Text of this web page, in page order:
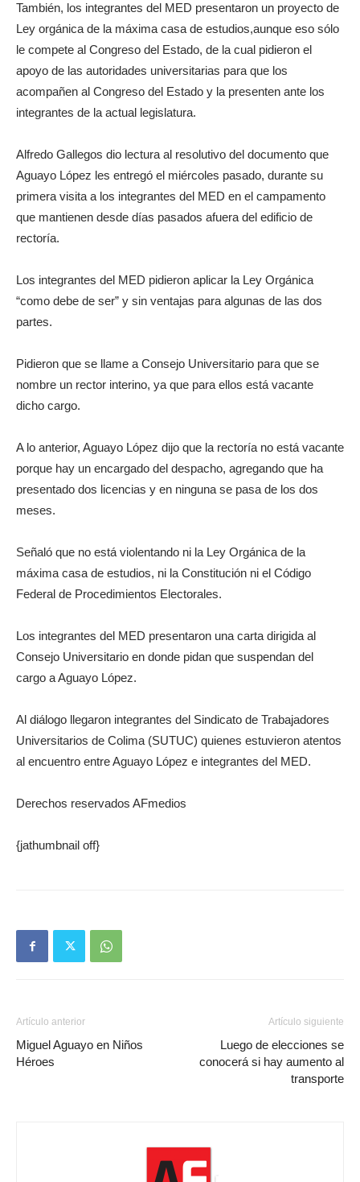
También, los integrantes del MED presentaron un proyecto de
Ley orgánica de la máxima casa de estudios,aunque eso sólo
le compete al Congreso del Estado, de la cual pidieron el
apoyo de las autoridades universitarias para que los
acompañen al Congreso del Estado y la presenten ante los
integrantes de la actual legislatura.
Alfredo Gallegos dio lectura al resolutivo del documento que
Aguayo López les entregó el miércoles pasado, durante su
primera visita a los integrantes del MED en el campamento
que mantienen desde días pasados afuera del edificio de
rectoría.
Los integrantes del MED pidieron aplicar la Ley Orgánica
“como debe de ser” y sin ventajas para algunas de las dos
partes.
Pidieron que se llame a Consejo Universitario para que se
nombre un rector interino, ya que para ellos está vacante
dicho cargo.
A lo anterior, Aguayo López dijo que la rectoría no está vacante
porque hay un encargado del despacho, agregando que ha
presentado dos licencias y en ninguna se pasa de los dos
meses.
Señaló que no está violentando ni la Ley Orgánica de la
máxima casa de estudios, ni la Constitución ni el Código
Federal de Procedimientos Electorales.
Los integrantes del MED presentaron una carta dirigida al
Consejo Universitario en donde pidan que suspendan del
cargo a Aguayo López.
Al diálogo llegaron integrantes del Sindicato de Trabajadores
Universitarios de Colima (SUTUC) quienes estuvieron atentos
al encuentro entre Aguayo López e integrantes del MED.
Derechos reservados AFmedios
{jathumbnail off}
Artículo anterior
Miguel Aguayo en Niños
Héroes
Artículo siguiente
Luego de elecciones se
conocerá si hay aumento al
transporte